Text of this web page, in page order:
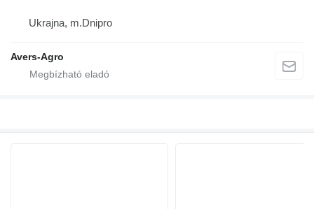
Ukrajna, m.Dnipro
Avers-Agro